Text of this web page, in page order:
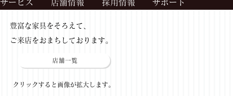
サービス 店舗情報 採用情報 サポート
​豊富な家具をそろえて、
ご来店をおまちしております。
店舗一覧
​クリックすると画像が拡大します。